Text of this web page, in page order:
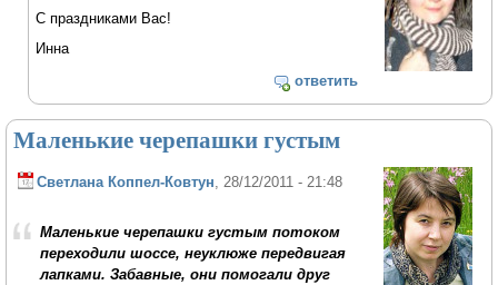
С праздниками Вас!
Инна
ответить
Маленькие черепашки густым
Светлана Коппел-Ковтун, 28/12/2011 - 21:48
Маленькие черепашки густым потоком
переходили шоссе, неуклюже передвигая
лапками. Забавные, они помогали друг